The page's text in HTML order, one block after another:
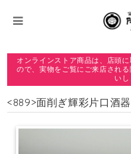
オンラインストア商品は、店頭
ので、実物をご覧にご来店され
いし
<889>面削ぎ輝彩片口酒